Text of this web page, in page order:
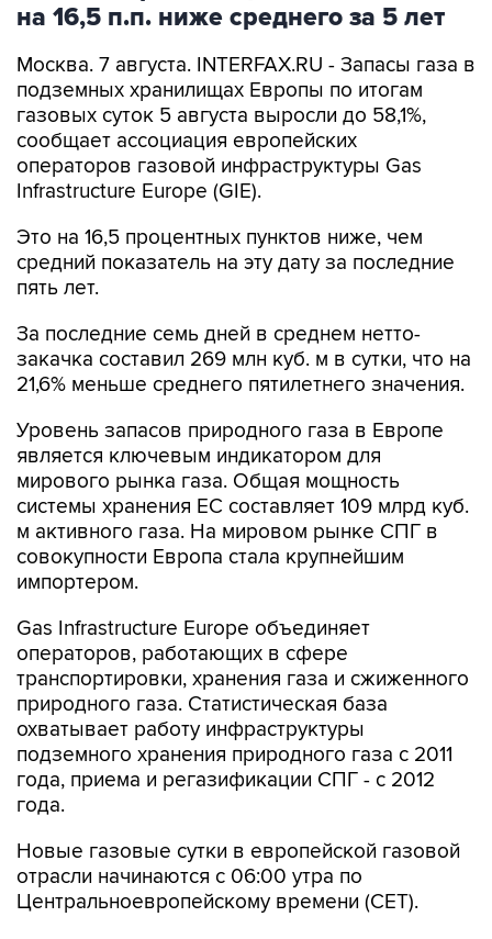
Москва. 7 августа. INTERFAX.RU - Запасы газа в
газовых суток 5 августа выросли до 58,1%,
сообщает ассоциация европейских
операторов газовой инфраструктуры Gas
Infrastructure Europe (GIE).
Это на 16,5 процентных пунктов ниже, чем
пять лет.
За последние семь дней в среднем нетто-
21,6% меньше среднего пятилетнего значения.
Уровень запасов природного газа в Европе
мирового рынка газа. Общая мощность
системы хранения ЕС составляет 109 млрд куб.
м активного газа. На мировом рынке СПГ в
совокупности Европа стала крупнейшим
импортером.
Gas Infrastructure Europe объединяет
транспортировки, хранения газа и сжиженного
природного газа. Статистическая база
охватывает работу инфраструктуры
подземного хранения природного газа с 2011
года, приема и регазификации СПГ - с 2012
года.
Новые газовые сутки в европейской газовой
Центральноевропейскому времени (CET).
По актуальному прогнозу, средняя